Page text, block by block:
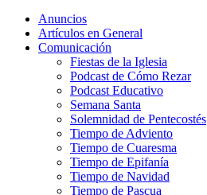
Anuncios
Artículos en General
Comunicación
Fiestas de la Iglesia
Podcast de Cómo Rezar
Podcast Educativo
Semana Santa
Solemnidad de Pentecostés
Tiempo de Adviento
Tiempo de Cuaresma
Tiempo de Epifanía
Tiempo de Navidad
Tiempo de Pascua